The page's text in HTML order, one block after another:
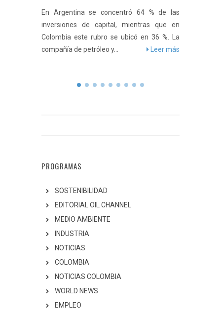
64 % de las
que en
en 36 %. La
Leer más
IVA a combustibles, aportes a seguridad
social e impulso a energías renovables son
algunos de los puntos de la iniciativa. El
gobierno del presidente Gustavo
PROGRAMAS
SOSTENIBILIDAD
EDITORIAL OIL CHANNEL
MEDIO AMBIENTE
INDUSTRIA
NOTICIAS
COLOMBIA
NOTICIAS COLOMBIA
WORLD NEWS
EMPLEO